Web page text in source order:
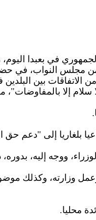
القصر الجمهوري في
من مجلس النواب، في
بين البلدين
إلا
بلغاريا إلى "دعم
ووجه إليه،
وزارته، وكذلك
محليا.